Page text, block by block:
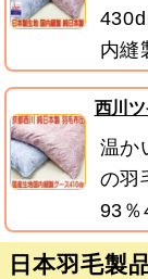
内縫
西川
温か
の羽
93
日本羽毛製